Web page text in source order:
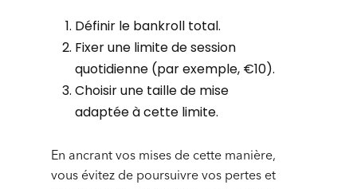
Définir le bankroll total.
Fixer une limite de session
quotidienne (par exemple, €10).
Choisir une taille de mise
adaptée à cette limite.
En ancrant vos mises de cette manière,
vous évitez de poursuivre vos pertes et